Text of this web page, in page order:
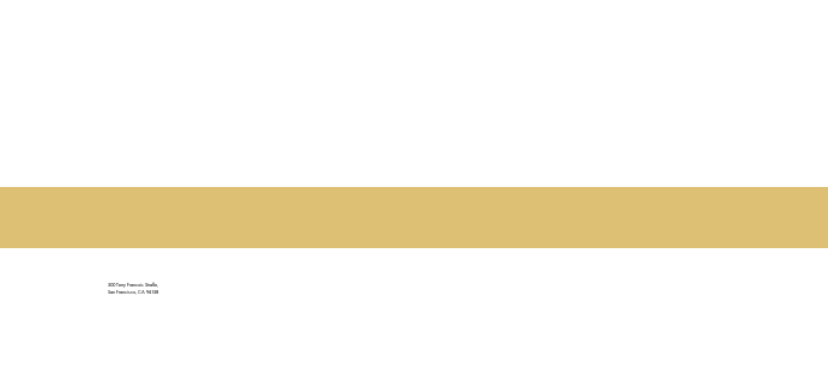
500 Terry Francois Straße,
San Francisco, CA 94158